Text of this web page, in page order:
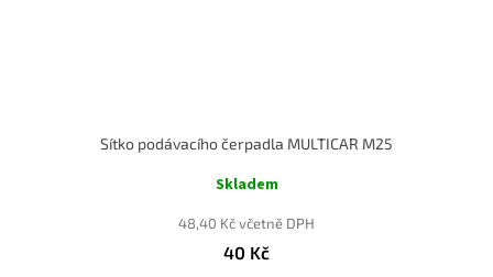
Sítko podávacího čerpadla MULTICAR M25
Skladem
48,40 Kč včetně DPH
40 Kč